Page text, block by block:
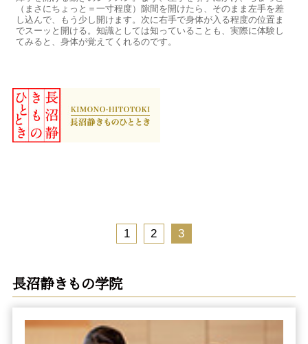
（まさにちょっと＝一寸程度）隙間を開けたら、そのまま左手を差
し込んで、もう少し開けます。次に右手で身体が入る程度の位置ま
でスーッと開ける。知識としては知っていることも、実際に体験し
てみると、身体が覚えてくれるのです。
1 2 3
長沼静きもの学院